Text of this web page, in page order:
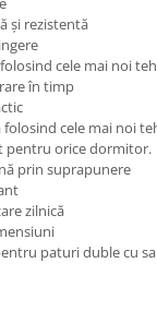
și rezistentă
cele mai noi
în timp
cele mai noi
pentru orice dormitor.
prin suprapunere
zilnică
paturi duble cu